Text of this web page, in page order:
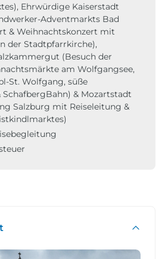
Ehrwürdige Kaiserstadt
Adventmarkts Bad
& Weihnachtskonzert mit
der Stadtpfarrkirche),
(Besuch der
am Wolfgangsee,
St. Wolfgang, süße
SchafbergBahn) & Mozartstadt
Salzburg mit Reiseleitung &